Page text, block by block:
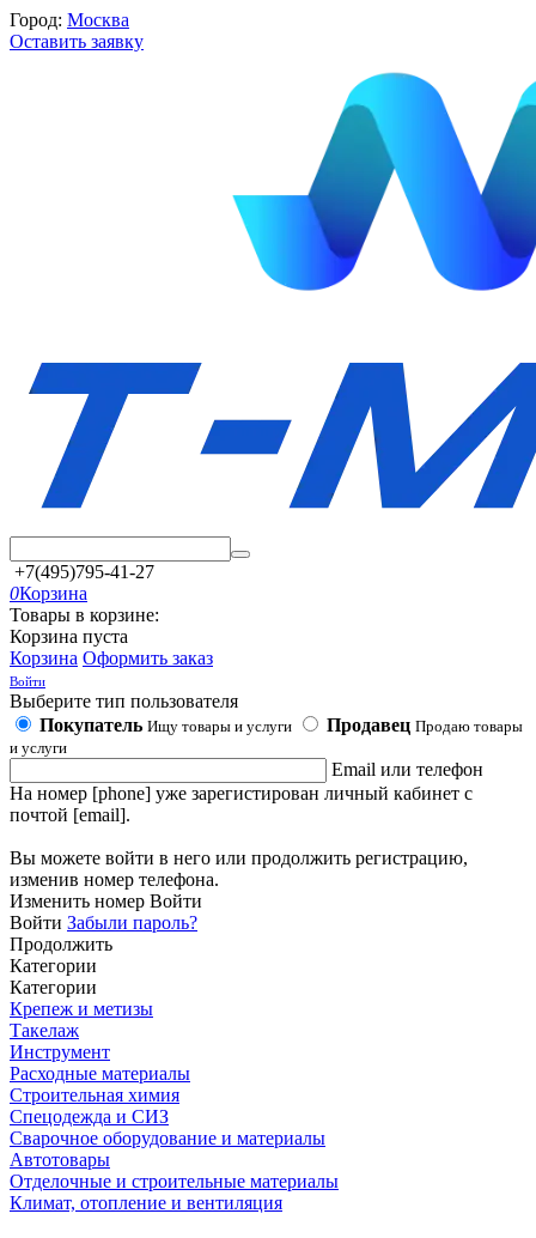
Город: Москва
Оставить заявку
+7(495)795-41-27
0Корзина
Товары в корзине:
Корзина пуста
Корзина Оформить заказ
Войти
Выберите тип пользователя
Покупатель Ищу товары и услуги Продавец Продаю товары
и услуги
Email или телефон
На номер [phone] уже зарегистирован личный кабинет с
почтой [email].
Вы можете войти в него или продолжить регистрацию,
изменив номер телефона.
Изменить номер Войти
Войти Забыли пароль?
Продолжить
Категории
Категории
Крепеж и метизы
Такелаж
Инструмент
Расходные материалы
Строительная химия
Спецодежда и СИЗ
Сварочное оборудование и материалы
Автотовары
Отделочные и строительные материалы
Климат, отопление и вентиляция